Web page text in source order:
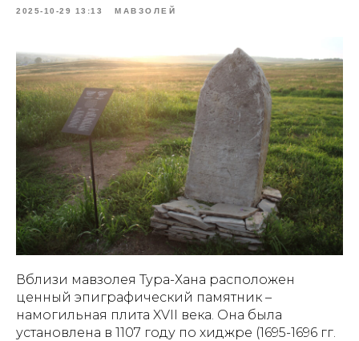
2025-10-29 13:13 МАВЗОЛЕЙ
Вблизи мавзолея Тура-Хана расположен
ценный эпиграфический памятник –
намогильная плита XVII века. Она была
установлена в 1107 году по хиджре (1695-1696 гг.